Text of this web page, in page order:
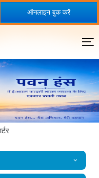
ऑनलाइन बुक करें